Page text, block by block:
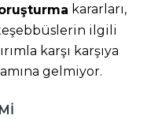
kararları,
ilgili
karşı karşıya
gelmiyor.